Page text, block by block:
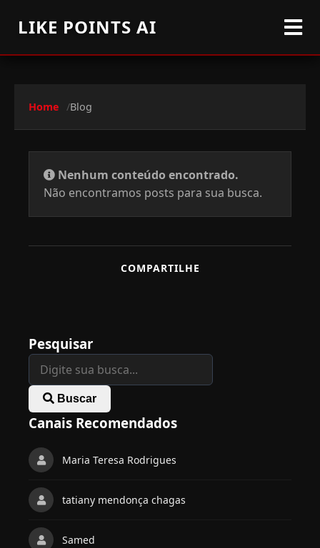
LIKE POINTS AI
Home Blog
Nenhum conteúdo encontrado.
Não encontramos posts para sua busca.
COMPARTILHE
Pesquisar
Buscar
Canais Recomendados
Maria Teresa Rodrigues
tatiany mendonça chagas
Samed